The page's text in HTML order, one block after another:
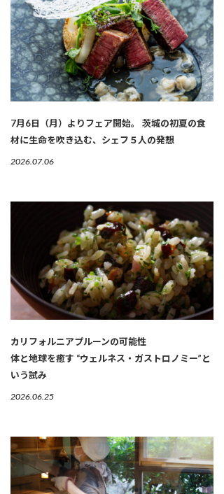
7月6日（月）よりフェア開始。 茨城の初夏の食
材に生命を吹き込む、シェフ５人の発想
2026.07.06
カリフォルニアプルーンの可能性
体と地球を癒す “ウェルネス・ガストロノミー”と
いう試み
2026.06.25